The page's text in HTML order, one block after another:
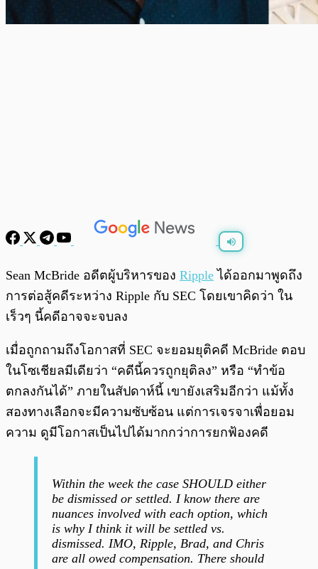
Sean McBride อดีตผู้บริหารของ Ripple ได้ออกมาพูดถึง
การต่อสู้คดีระหว่าง Ripple กับ SEC โดยเขาคิดว่า ใน
เร็วๆ นี้คดีอาจจะจบลง
เมื่อถูกถามถึงโอกาสที่ SEC จะยอมยุติคดี McBride ตอบ
ในโซเชียลมีเดียว่า “คดีนี้ควรถูกยุติลง” หรือ “ทำข้อ
ตกลงกันได้” ภายในสัปดาห์นี้ เขายังเสริมอีกว่า แม้ทั้ง
สองทางเลือกจะมีความซับซ้อน แต่การเจรจาเพื่อยอม
ความ ดูมีโอกาสเป็นไปได้มากกว่าการยกฟ้องคดี
Within the week the case SHOULD either
be dismissed or settled. I know there are
nuances involved with each option, which
is why I think it will be settled vs.
dismissed. IMO, Ripple, Brad, and Chris
are all owed compensation. There should